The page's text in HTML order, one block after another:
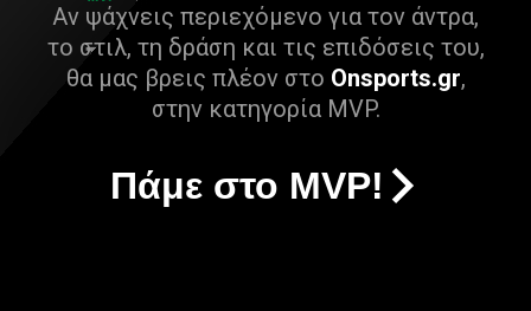
Αν ψάχνεις περιεχόμενο για τον άντρα,
το στιλ, τη δράση και τις επιδόσεις του,
θα μας βρεις πλέον στο Onsports.gr,
στην κατηγορία MVP.
Πάμε στο MVP!